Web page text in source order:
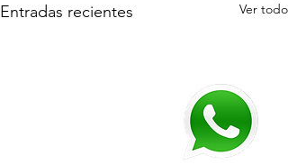
Entradas recientes Ver todo